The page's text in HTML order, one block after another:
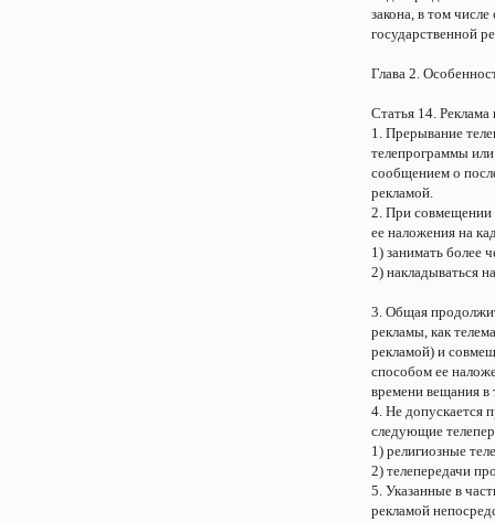
закона, в том
государственной
Глава 2.
Статья 14. Реклама
1. Прерывание
телепрограммы
сообщением о
рекламой.
2. При совмещении
ее наложения на
1) занимать более
2) накладываться
3. Общая
рекламы, как
рекламой) и
способом ее
времени вещания в
4. Не допускается
следующие
1) религиозные
2) телепередачи
5. Указанные в
рекламой